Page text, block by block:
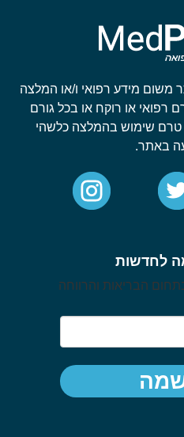
משום מידע רפואי ו/או המלצה
רפואי או רוקח או בכל גורם
טרם שימוש בהמלצה כלשהי
באתר.
לחדשות
הבריאות והרווחה